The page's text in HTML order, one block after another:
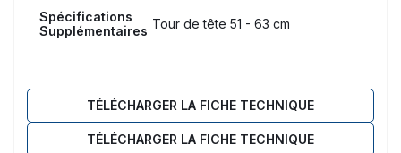
Spécifications
Supplémentaires Tour de tête 51 - 63 cm
TÉLÉCHARGER LA FICHE TECHNIQUE
TÉLÉCHARGER LA FICHE TECHNIQUE